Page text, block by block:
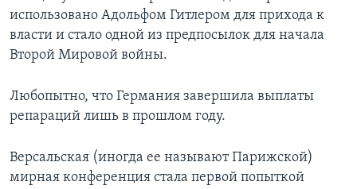
использовано Адольфом Гитлером для прихода к
власти и стало одной из предпосылок для начала
Второй Мировой войны.
Любопытно, что Германия завершила выплаты
репараций лишь в прошлом году.
Версальская (иногда ее называют Парижской)
мирная конференция стала первой попыткой